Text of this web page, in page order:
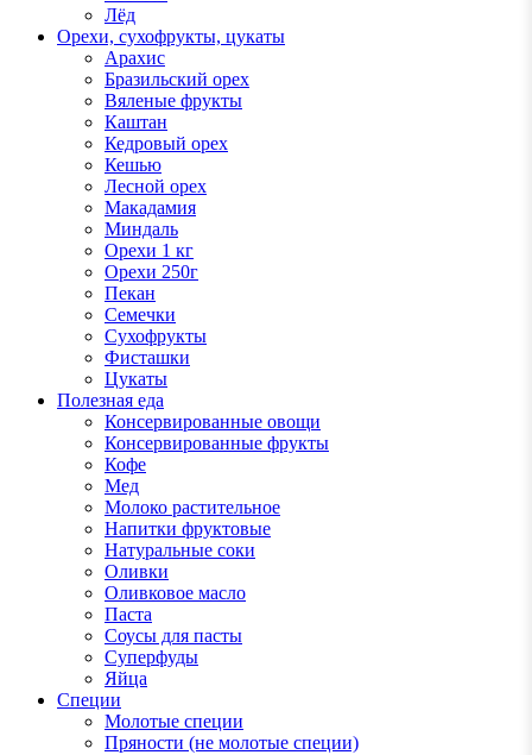
Лёд
Орехи, сухофрукты, цукаты
Арахис
Бразильский орех
Вяленые фрукты
Каштан
Кедровый орех
Кешью
Лесной орех
Макадамия
Миндаль
Орехи 1 кг
Орехи 250г
Пекан
Семечки
Сухофрукты
Фисташки
Цукаты
Полезная еда
Консервированные овощи
Консервированные фрукты
Кофе
Мед
Молоко растительное
Напитки фруктовые
Натуральные соки
Оливки
Оливковое масло
Паста
Соусы для пасты
Суперфуды
Яйца
Специи
Молотые специи
Пряности (не молотые специи)